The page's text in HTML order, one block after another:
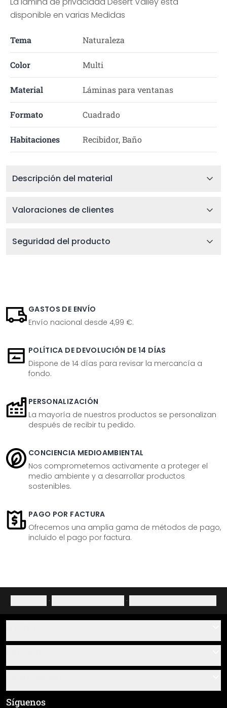
disponible en varias Medidas
Tema Naturaleza
Color Multi
Material Láminas para ventanas
Formato Cuadrado
Habitaciones Recibidor, Baño
Descripción del material
Valoraciones de clientes
Seguridad del producto
GASTOS DE ENVÍO
Envío nacional desde 4,99 €.
POLÍTICA DE DEVOLUCIÓN DE 14 DÍAS
Dispone de 14 días para revisar la mercancía a
fondo.
PERSONALIZACIÓN
La mayoría de nuestros productos se personalizan
después de recibir tu pedido.
CONCIENCIA MEDIOAMBIENTAL
Nos comprometemos activamente a proteger el
medio ambiente y a desarrollar productos
sostenibles.
PAGO POR FACTURA
Ofrecemos una amplia gama de métodos de pago,
incluido el pago por factura.
· ·
Sobre nosotros
Resumen de materiales
Términos y condiciones generales (CGC)
Síguenos